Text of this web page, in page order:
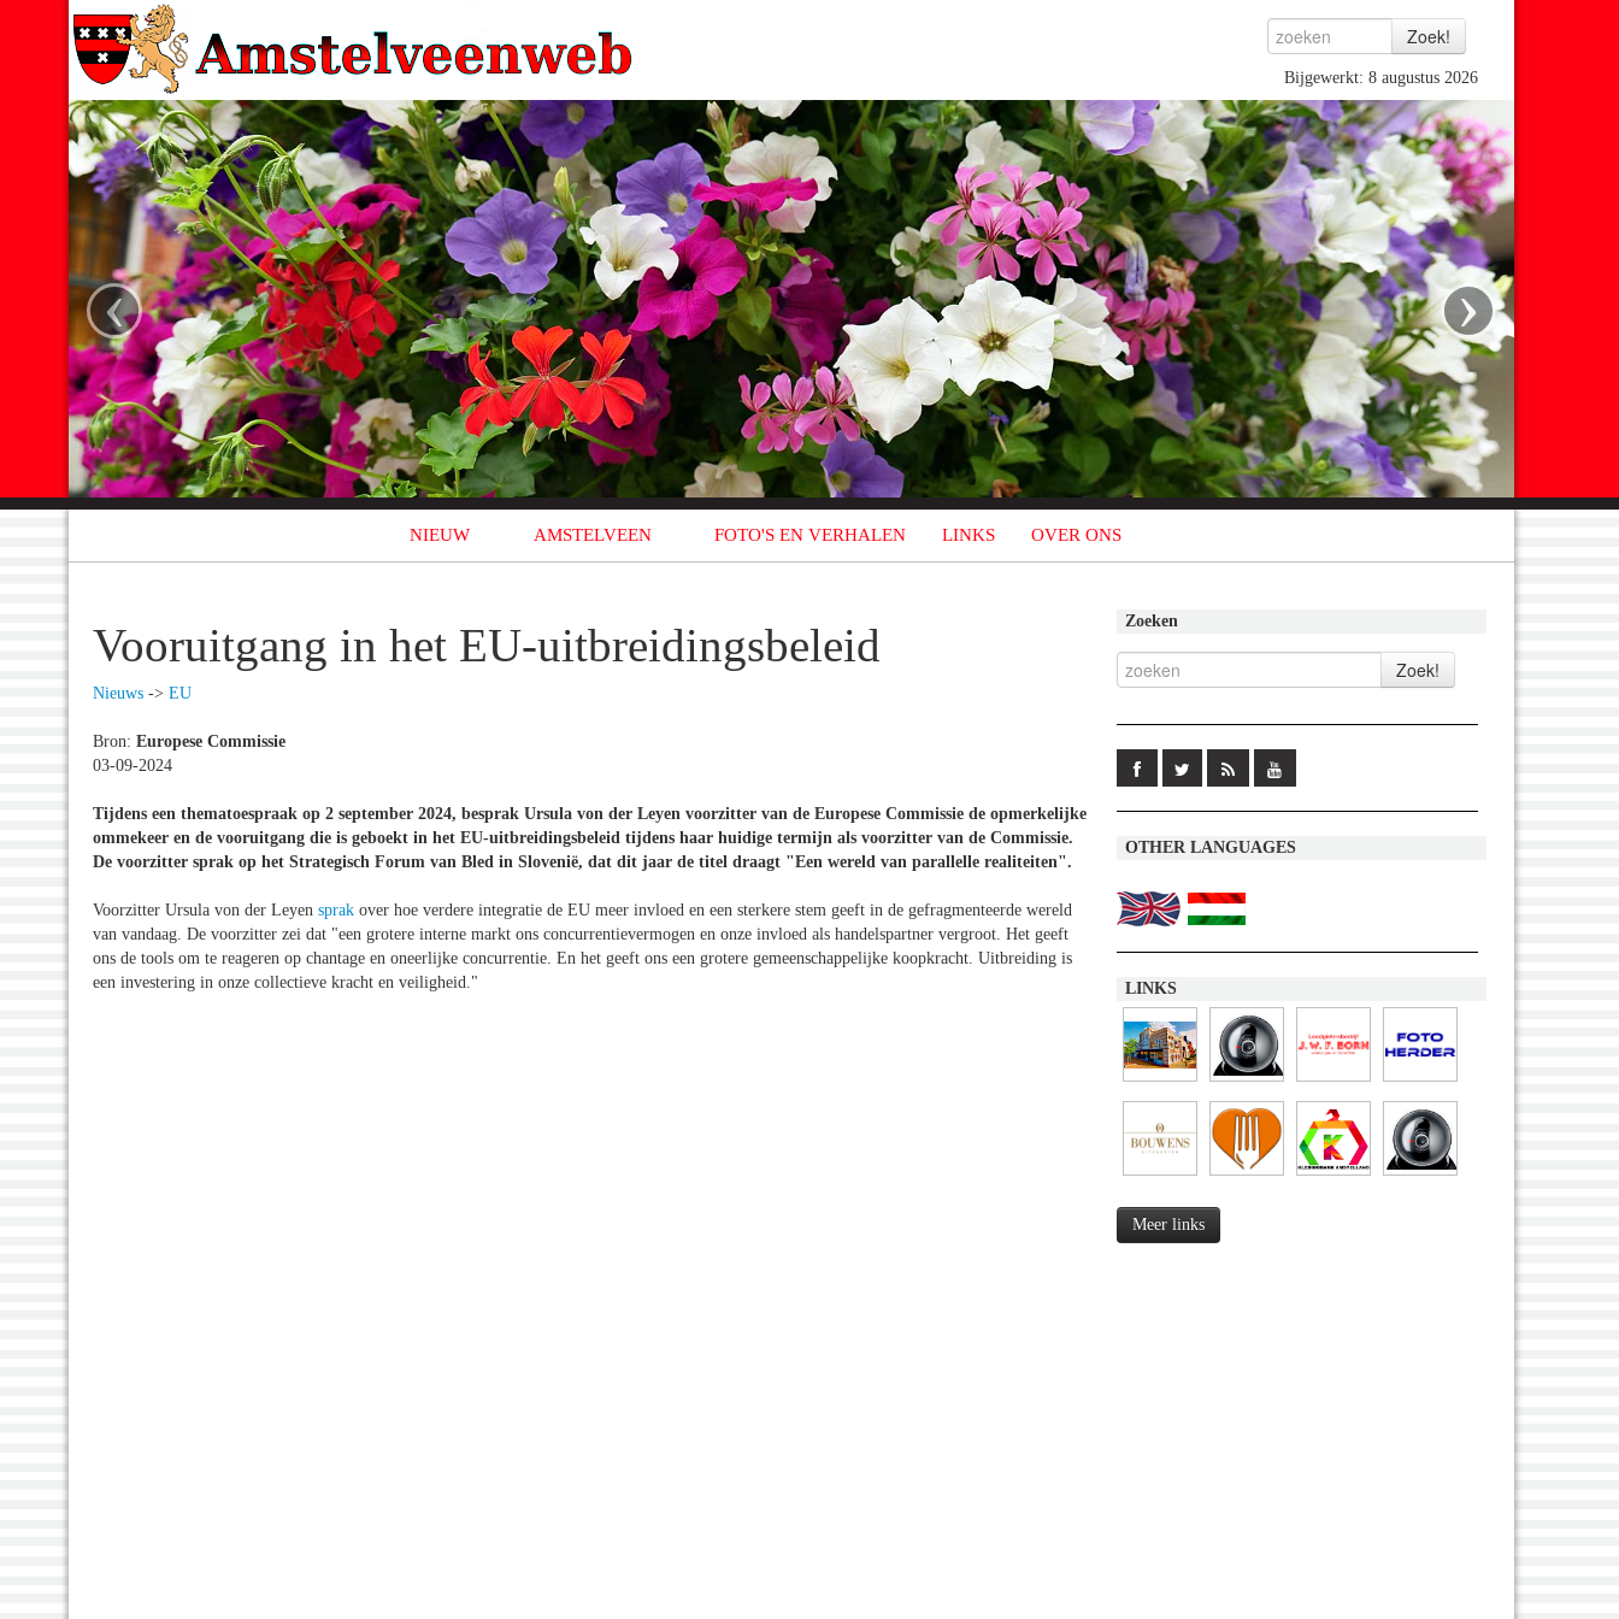
Bijgewerkt: 8 augustus 2026
‹ ›
NIEUW AMSTELVEEN FOTO'S EN VERHALEN LINKS OVER ONS
Vooruitgang in het EU-uitbreidingsbeleid
Nieuws -> EU
Bron: Europese Commissie
03-09-2024
Tijdens een thematoespraak op 2 september 2024, besprak Ursula von der Leyen voorzitter van de Europese Commissie de opmerkelijke
ommekeer en de vooruitgang die is geboekt in het EU-uitbreidingsbeleid tijdens haar huidige termijn als voorzitter van de Commissie.
De voorzitter sprak op het Strategisch Forum van Bled in Slovenië, dat dit jaar de titel draagt "Een wereld van parallelle realiteiten".
Voorzitter Ursula von der Leyen sprak over hoe verdere integratie de EU meer invloed en een sterkere stem geeft in de gefragmenteerde wereld
van vandaag. De voorzitter zei dat "een grotere interne markt ons concurrentievermogen en onze invloed als handelspartner vergroot. Het geeft
ons de tools om te reageren op chantage en oneerlijke concurrentie. En het geeft ons een grotere gemeenschappelijke koopkracht. Uitbreiding is
een investering in onze collectieve kracht en veiligheid."
Zoeken
OTHER LANGUAGES
LINKS
Meer links